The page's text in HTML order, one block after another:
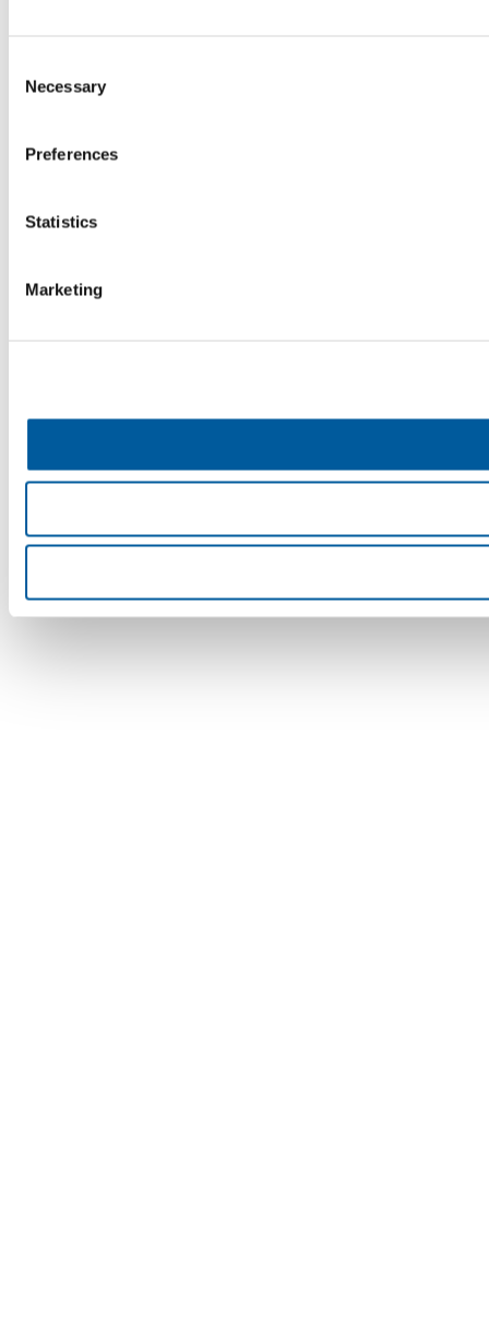
Selection
Necessary
Preferences
Statistics
Marketing